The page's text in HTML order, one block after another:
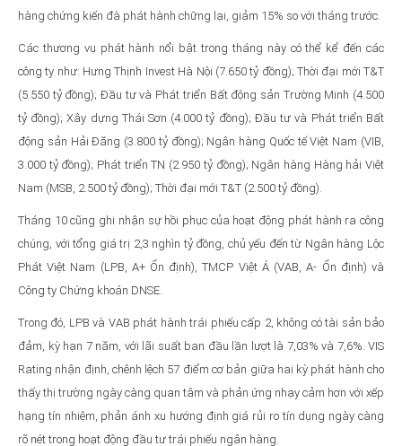
hàng chứng kiến đà phát hành chững lại, giảm 15% so với tháng trước.
Các thương vụ phát hành nổi bật trong tháng này có thể kể đến các
công ty như: Hưng Thịnh Invest Hà Nội (7.650 tỷ đồng); Thời đại mới T&T
(5.550 tỷ đồng); Đầu tư và Phát triển Bất động sản Trường Minh (4.500
tỷ đồng); Xây dựng Thái Sơn (4.000 tỷ đồng); Đầu tư và Phát triển Bất
động sản Hải Đăng (3.800 tỷ đồng); Ngân hàng Quốc tế Việt Nam (VIB,
3.000 tỷ đồng); Phát triển TN (2.950 tỷ đồng); Ngân hàng Hàng hải Việt
Nam (MSB, 2.500 tỷ đồng); Thời đại mới T&T (2.500 tỷ đồng).
Tháng 10 cũng ghi nhận sự hồi phục của hoạt động phát hành ra công
chúng, với tổng giá trị 2,3 nghìn tỷ đồng, chủ yếu đến từ Ngân hàng Lộc
Phát Việt Nam (LPB, A+ Ổn định), TMCP Việt Á (VAB, A- Ổn định) và
Công ty Chứng khoán DNSE.
Trong đó, LPB và VAB phát hành trái phiếu cấp 2, không có tài sản bảo
đảm, kỳ hạn 7 năm, với lãi suất ban đầu lần lượt là 7,03% và 7,6%. VIS
Rating nhận định, chênh lệch 57 điểm cơ bản giữa hai kỳ phát hành cho
thấy thị trường ngày càng quan tâm và phản ứng nhạy cảm hơn với xếp
hạng tín nhiệm, phản ánh xu hướng định giá rủi ro tín dụng ngày càng
rõ nét trong hoạt động đầu tư trái phiếu ngân hàng.